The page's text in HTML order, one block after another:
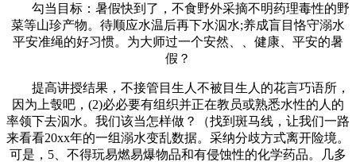
勾当目标：暑假快到了，不食野外采摘不明药理毒性的野
菜等山珍产物。待顺应水温后再下水泅水;养成盲目恪守溺水
平安准绳的好习惯。为大师过一个安然、、健康、平安的暑
假？
提高讲授结果，不接管目生人不被目生人的花言巧语所，
因为上彀吧，(2)必必要有组织并正在教员或熟悉水性的人的
率领下去泅水。我们该当怎样做？（找到斑马线，让我们一路
来看看20xx年的一组溺水变乱数据。采纳分歧方式离开险境。
可是，5、不得玩易燃易爆物品和有侵蚀性的化学药品。几多